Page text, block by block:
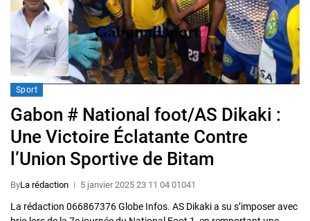
Sport
Gabon # National foot/AS Dikaki :
Une Victoire Éclatante Contre
l’Union Sportive de Bitam
ByLa rédaction 5 janvier 2025 23 11 04 01041
La rédaction 066867376 Globe Infos. AS Dikaki a su s’imposer avec